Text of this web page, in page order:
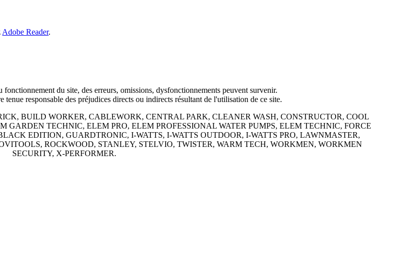
Adobe Reader.
du site, des erreurs, omissions, dysfonctionnements peuvent survenir.
tenue responsable des préjudices directs ou indirects résultant de l'utilisation de ce site.
BRICK, BUILD WORKER, CABLEWORK, CENTRAL PARK, CLEANER WASH, CONSTRUCTOR, COOL
TECHNIC, ELEM PRO, ELEM PROFESSIONAL WATER PUMPS, ELEM TECHNIC, FORCE
EDITION, GUARDTRONIC, I-WATTS, I-WATTS OUTDOOR, I-WATTS PRO, LAWNMASTER,
ROCKWOOD, STANLEY, STELVIO, TWISTER, WARM TECH, WORKMEN, WORKMEN
SECURITY, X-PERFORMER.